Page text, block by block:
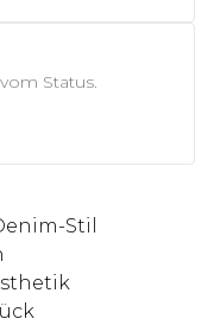
Status.
Stil